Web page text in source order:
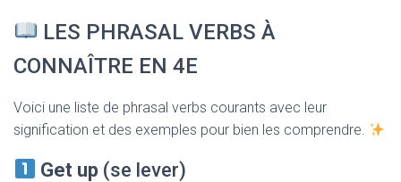
LES PHRASAL VERBS À
CONNAÎTRE EN 4E
Voici une liste de phrasal verbs courants avec leur
signification et des exemples pour bien les comprendre.
Get up (se lever)